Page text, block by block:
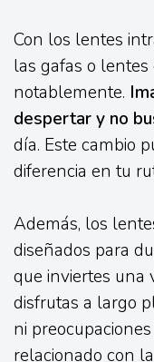
Con los lentes
las gafas o
notablemente.
despertar y no
día. Este cambio
diferencia en tu
Además, los
diseñados para
que inviertes una
disfrutas a largo
ni
relacionado con